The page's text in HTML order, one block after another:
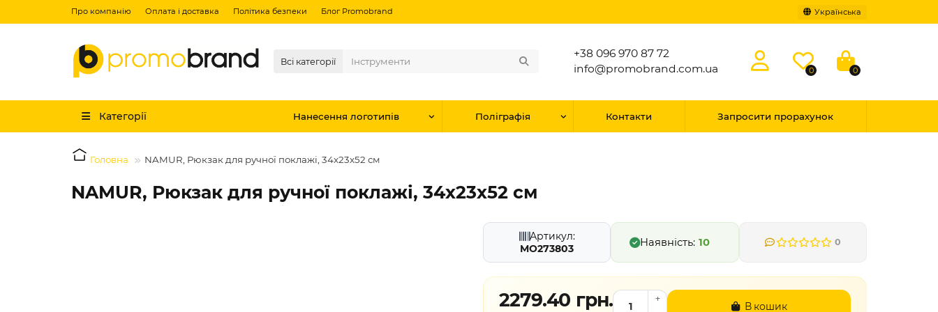
Про компанію Оплата і доставка Політика безпеки Блог Promobrand Українська
Всі категорії
+38 096 970 87 72
info@promobrand.com.ua
0 0
Категорії Нанесення логотипів Поліграфія Контакти Запросити прорахунок
Головна NAMUR, Рюкзак для ручної поклажі, 34х23х52 см
NAMUR, Рюкзак для ручної поклажі, 34х23х52 см
Артикул:
MO273803
10 0
2279.40 грн. В кошик